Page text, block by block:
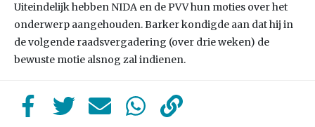
Uiteindelijk hebben NIDA en de PVV hun moties over het
onderwerp aangehouden. Barker kondigde aan dat hij in
de volgende raadsvergadering (over drie weken) de
bewuste motie alsnog zal indienen.